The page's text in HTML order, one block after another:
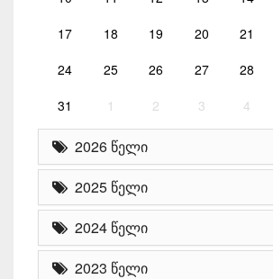
17 18 19 20 21
24 25 26 27 28
31 1 2 3 4
2026 წელი
2025 წელი
2024 წელი
2023 წელი